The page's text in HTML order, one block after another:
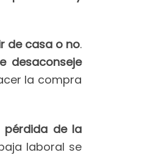
de casa o no.
desaconseje
la compra
pérdida de la
laboral se